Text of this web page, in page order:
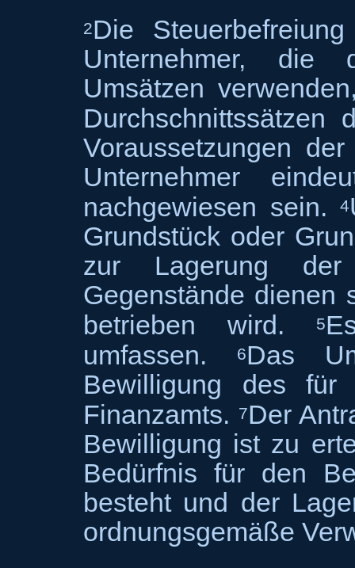
2Die Steuerbefreiung
Unternehmer, die
Umsätzen
Durchschnittssätzen
Voraussetzungen
Unternehmer
nachgewiesen sein.
4
Grundstück oder
zur Lagerung
Gegenstände dienen
betrieben wird.
5
umfassen.
6Das
Bewilligung des für
Finanzamts. 7Der
Bewilligung ist zu
Bedürfnis für den
besteht und der
ordnungsgemäße